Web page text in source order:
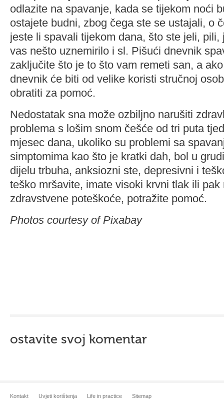
odlazite na spavanje, kada se tijekom noći
ostajete budni, zbog čega ste se ustajali, o
jeste li spavali tijekom dana, što ste jeli,
vas nešto uznemirilo i sl. Pišući dnevnik
zaključite što je to što vam remeti san, a
dnevnik će biti od velike koristi stručnoj
obratiti za pomoć.
Nedostatak sna može ozbiljno narušiti
problema s lošim snom češće od tri puta
mjesec dana, ukoliko su problemi sa
simptomima kao što je kratki dah, bol u
dijelu trbuha, anksiozni ste, depresivni i
teško mršavite, imate visoki krvni tlak ili pak
zdravstvene poteškoće, potražite pomoć.
Photos courtesy of Pixabay
ostavite svoj komentar
Kontakt Uvjeti korištenja Life in practice Sitemap